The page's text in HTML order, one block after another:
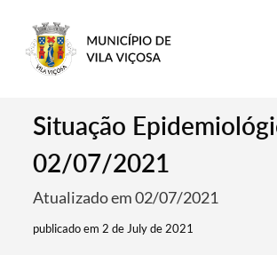
Situação
02/07/2021
Atualizado em 02/07/2021
publicado em 2 de July de 2021